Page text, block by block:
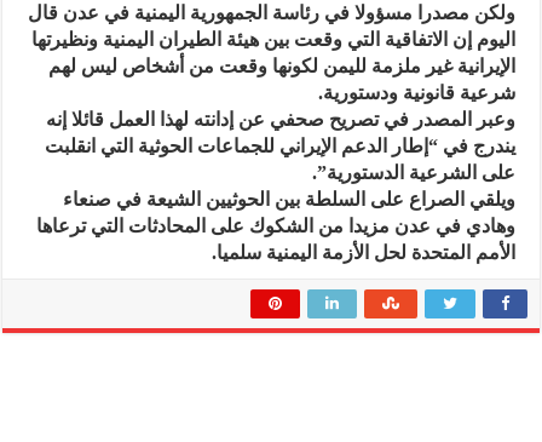
ولكن مصدرا مسؤولا في رئاسة الجمهورية اليمنية في عدن قال
اليوم إن الاتفاقية التي وقعت بين هيئة الطيران اليمنية ونظيرتها
الإيرانية غير ملزمة لليمن لكونها وقعت من أشخاص ليس لهم
شرعية قانونية ودستورية.
وعبر المصدر في تصريح صحفي عن إدانته لهذا العمل قائلا إنه
يندرج في “إطار الدعم الإيراني للجماعات الحوثية التي انقلبت
على الشرعية الدستورية”.
ويلقي الصراع على السلطة بين الحوثيين الشيعة في صنعاء
وهادي في عدن مزيدا من الشكوك على المحادثات التي ترعاها
الأمم المتحدة لحل الأزمة اليمنية سلميا.